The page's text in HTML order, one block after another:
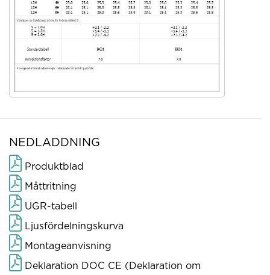
NEDLADDNING
Produktblad
Måttritning
UGR-tabell
Ljusfördelningskurva
Montageanvisning
Deklaration DOC CE (Deklaration om